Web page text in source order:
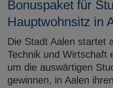
Bonuspaket für
Hauptwohnsitz in
Die Stadt Aalen startet
Technik und Wirtschaft
um die auswärtigen
gewinnen, in Aalen